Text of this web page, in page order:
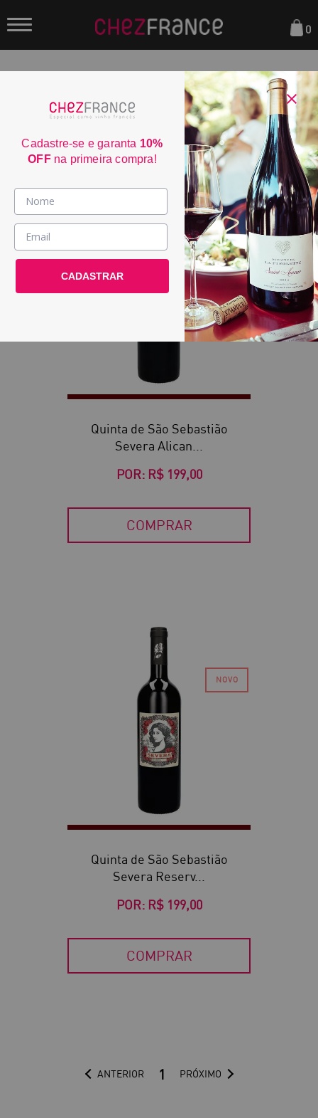
Vinhos >
País / Região >
Le Club >
0
ORDENAR POR:
Quinta de São Sebastião
Severa Alican...
POR: R$ 199,00
COMPRAR
Quinta de São Sebastião
Severa Reserv...
POR: R$ 199,00
COMPRAR
ANTERIOR 1 PRÓXIMO
Cadastre-se e garanta 10%
OFFna primeira compra!
CADASTRAR